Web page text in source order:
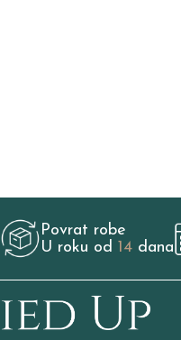
Povrat robe
U roku od 14 dana